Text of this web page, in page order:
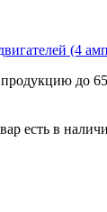
(4
до
есть в